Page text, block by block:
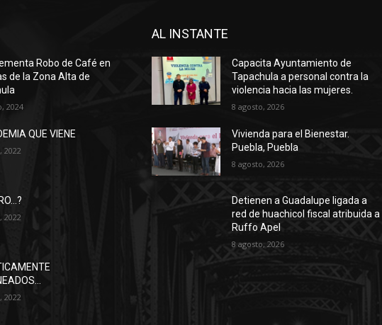
Robo de Café en
de la Zona Alta de
2024
QUE VIENE
2022
2022
2022
AL INSTANTE
Capacita Ayuntamiento de
Tapachula a personal contra la
violencia hacia las mujeres.
8 agosto, 2026
Vivienda para el Bienestar.
Puebla, Puebla
8 agosto, 2026
Detienen a Guadalupe ligada a
red de huachicol fiscal atribuida a
Ruffo Apel
8 agosto, 2026